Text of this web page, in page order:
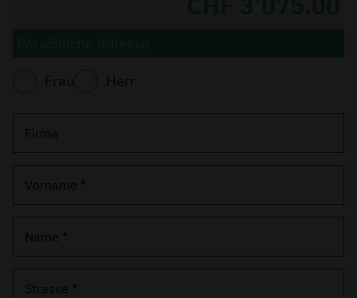
Frau Herr
Firma
Vorname *
Name *
Strasse *